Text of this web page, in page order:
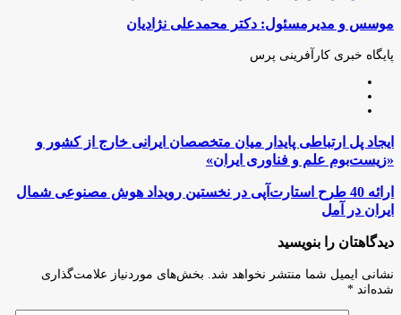
از
ایمیل
موسس و مدیرمسئول: دکتر محمدعلی نژادیان
پایگاه خبری کارآفرینی پرس
ایجاد
پل
ارتباطی
پایدار
میان
متخصصان
ایرانی
خارج
کشور
و
«زیست‌بوم
ایجاد پل ارتباطی پایدار میان متخصصان ایرانی خارج از کشور و
«زیست‌بوم علم و فناوری ایران»
ارائه
40
طرح
استارت‌آپی
در
نخستین
رویداد
هوش
ارائه 40 طرح استارت‌آپی در نخستین رویداد هوش مصنوعی شمال
ایران در آمل
دیدگاهتان را بنویسید
نشانی ایمیل شما منتشر نخواهد شد.
بخش‌های موردنیاز علامت‌گذاری
شده‌اند *